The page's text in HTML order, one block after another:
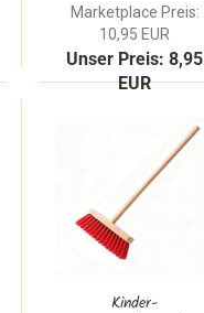
Marketplace Preis:
10,95 EUR
Unser Preis: 8,95
EUR
Kinder-